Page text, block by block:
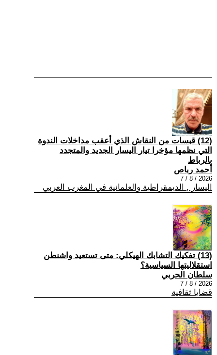
(12) قبسات من النقاش الذي أعقب مداخلات الندوة
التي نظمها مؤخرا تيار اليسار الجديد والمتجدد
بالرباط
أحمد رباص
2026 / 8 / 7
اليسار , الديمقراطية والعلمانية في المغرب العربي
(13) تفكيك التشابك الهيكلي: متى تستعيد واشنطن
استقلاليتها السياسية؟
سلطان الحربي
2026 / 8 / 7
قضايا ثقافية